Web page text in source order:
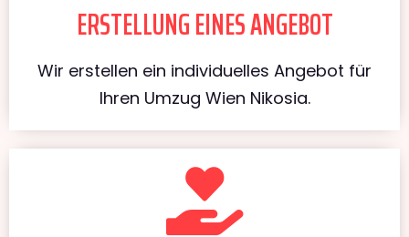
ERSTELLUNG EINES ANGEBOT
Wir erstellen ein individuelles Angebot für
Ihren Umzug Wien Nikosia.